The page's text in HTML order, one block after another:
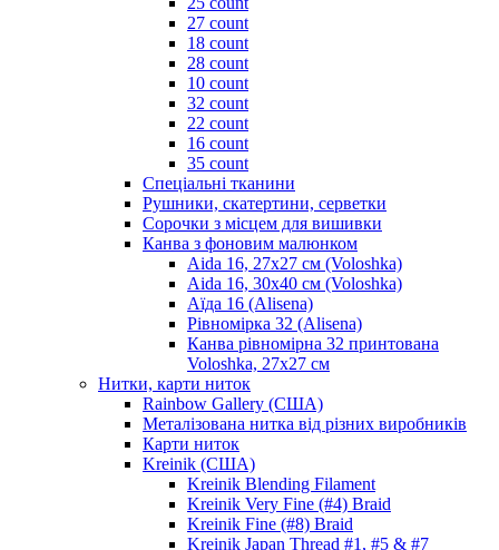
27 count
18 count
28 count
10 count
32 count
22 count
16 count
35 count
Спеціальні тканини
Рушники, скатертини, серветки
Сорочки з місцем для вишивки
Канва з фоновим малюнком
Aida 16, 27х27 см (Voloshka)
Aida 16, 30х40 см (Voloshka)
Аїда 16 (Alisena)
Рівномірка 32 (Alisena)
Канва рівномірна 32 принтована
Voloshka, 27х27 см
Нитки, карти ниток
Rainbow Gallery (США)
Металізована нитка від різних виробників
Карти ниток
Kreinik (США)
Kreinik Blending Filament
Kreinik Very Fine (#4) Braid
Kreinik Fine (#8) Braid
Kreinik Japan Thread #1, #5 & #7